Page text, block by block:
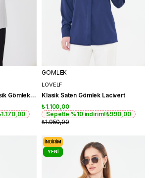
Sim Çizgili Düğmeli Klasik Gömlek Gold
GÖMLEK
LOVELF
Klasik Saten Gömlek Lacivert
₺1.100,00
Sepette %10 indirim!₺990,00
₺1.950,00
İNDIRIM
YENI